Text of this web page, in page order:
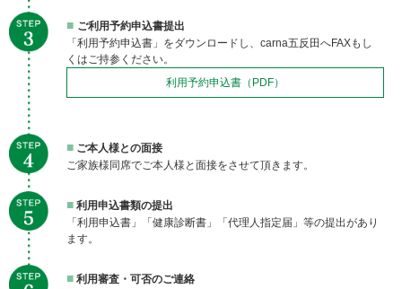
■ ご利用予約申込書提出
「利用予約申込書」をダウンロードし、carna五反田へFAXもし
くはご持参ください。
利用予約申込書（PDF）
■ ご本人様との面接
ご家族様同席でご本人様と面接をさせて頂きます。
■ 利用申込書類の提出
「利用申込書」「健康診断書」「代理人指定届」等の提出があり
ます。
■ 利用審査・可否のご連絡